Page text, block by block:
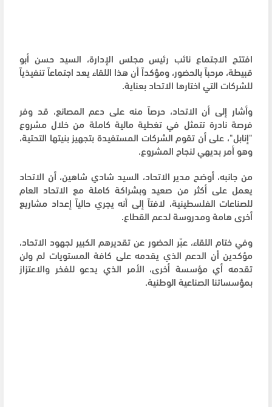
افتتح الاجتماع نائب رئيس مجلس الإدارة، السيد حسن أبو
قبيطة، مرحباً بالحضور، ومؤكداً أن هذا اللقاء يعد اجتماعاً تنفيذياً
للشركات التي اختارها الاتحاد بعناية.
وأشار إلى أن الاتحاد، حرصاً منه على دعم المصانع، قد وفر
فرصة نادرة تتمثل في تغطية مالية كاملة من خلال مشروع
"إنابل"، على أن تقوم الشركات المستفيدة بتجهيز بنيتها التحتية،
وهو أمر بديهي لنجاح المشروع.
من جانبه، أوضح مدير الاتحاد، السيد شادي شاهين، أن الاتحاد
يعمل على أكثر من صعيد وبشراكة كاملة مع الاتحاد العام
للصناعات الفلسطينية، لافتاً إلى أنه يجري حالياً إعداد مشاريع
أخرى هامة ومدروسة لدعم القطاع.
وفي ختام اللقاء، عبّر الحضور عن تقديرهم الكبير لجهود الاتحاد،
مؤكدين أن الدعم الذي يقدمه على كافة المستويات لم ولن
تقدمه أي مؤسسة أخرى، الأمر الذي يدعو للفخر والاعتزاز
بمؤسساتنا الصناعية الوطنية.